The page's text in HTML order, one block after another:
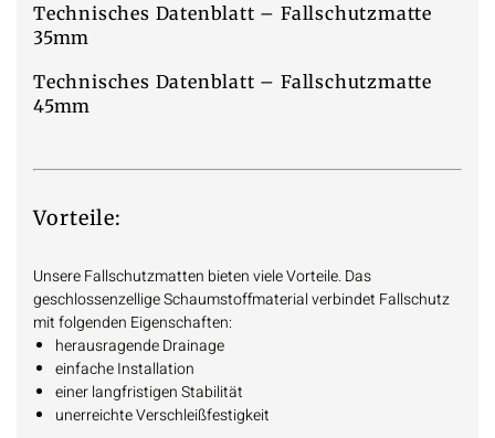
Technisches Datenblatt – Fallschutzmatte
35mm
Technisches Datenblatt – Fallschutzmatte
45mm
Vorteile:
Unsere Fallschutzmatten bieten viele Vorteile. Das
geschlossenzellige Schaumstoffmaterial verbindet Fallschutz
mit folgenden Eigenschaften:
herausragende Drainage
einfache Installation
einer langfristigen Stabilität
unerreichte Verschleißfestigkeit